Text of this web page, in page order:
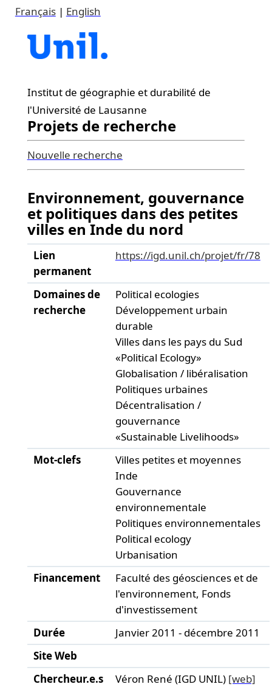
Français| English
Institut de géographie et durabilité de
l'Université de Lausanne
Projets de recherche
Nouvelle recherche
Environnement, gouvernance
et politiques dans des petites
villes en Inde du nord
Lien
permanent
https://igd.unil.ch/projet/fr/78
Domaines de
recherche
Political ecologies
Développement urbain
durable
Villes dans les pays du Sud
«Political Ecology»
Globalisation / libéralisation
Politiques urbaines
Décentralisation /
gouvernance
«Sustainable Livelihoods»
Mot-clefs
Villes petites et moyennes
Inde
Gouvernance
environnementale
Politiques environnementales
Political ecology
Urbanisation
Financement
Faculté des géosciences et de
l'environnement, Fonds
d'investissement
Durée
Janvier 2011 - décembre 2011
Site Web
Chercheur.e.s
Véron René (IGD UNIL) [web]